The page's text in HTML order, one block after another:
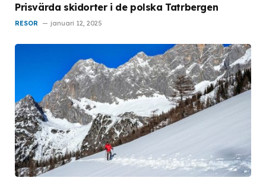
Prisvärda skidorter i de polska Tatrbergen
RESOR januari 12, 2025